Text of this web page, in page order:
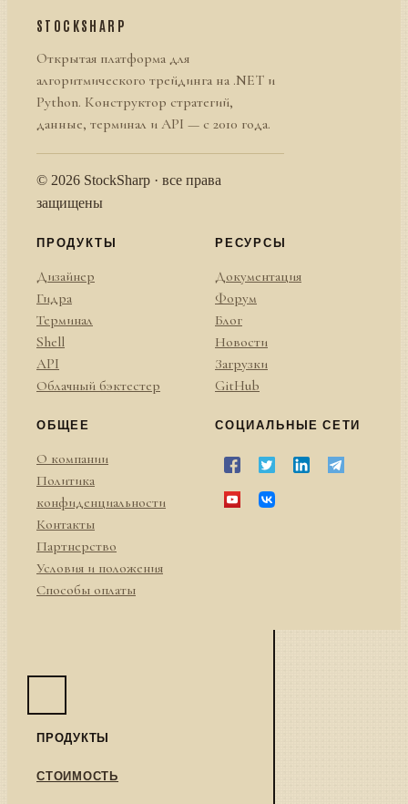
STOCKSHARP
Открытая платформа для
алгоритмического трейдинга на .NET и
Python. Конструктор стратегий,
данные, терминал и API — с 2010 года.
© 2026 StockSharp · все права
защищены
ПРОДУКТЫ
Дизайнер
Гидра
Терминал
Shell
API
Облачный бэктестер
РЕСУРСЫ
Документация
Форум
Блог
Новости
Загрузки
GitHub
ОБЩЕЕ
О компании
Политика
конфиденциальности
Контакты
Партнерство
Условия и положения
Способы оплаты
СОЦИАЛЬНЫЕ СЕТИ
ПРОДУКТЫ
СТОИМОСТЬ